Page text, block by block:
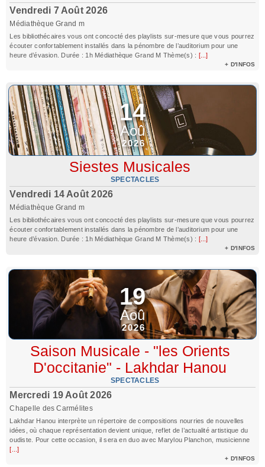
Vendredi 7 Août 2026
Médiathèque Grand m
Les bibliothécaires vous ont concocté des playlists sur-mesure que vous pourrez
écouter confortablement installés dans la pénombre de l’auditorium pour une
heure d’évasion. Durée : 1h Médiathèque Grand M Thème(s) : [...]
+ D'INFOS
14
Aoû
2026
Siestes Musicales
SPECTACLES
Vendredi 14 Août 2026
Médiathèque Grand m
Les bibliothécaires vous ont concocté des playlists sur-mesure que vous pourrez
écouter confortablement installés dans la pénombre de l’auditorium pour une
heure d’évasion. Durée : 1h Médiathèque Grand M Thème(s) : [...]
+ D'INFOS
19
Aoû
2026
Saison Musicale - "les Orients
D'occitanie" - Lakhdar Hanou
SPECTACLES
Mercredi 19 Août 2026
Chapelle des Carmélites
Lakhdar Hanou interprète un répertoire de compositions nourries de nouvelles
idées, où chaque représentation devient unique, reflet de l’actualité artistique du
oudiste. Pour cette occasion, il sera en duo avec Marylou Planchon, musicienne
[...]
+ D'INFOS